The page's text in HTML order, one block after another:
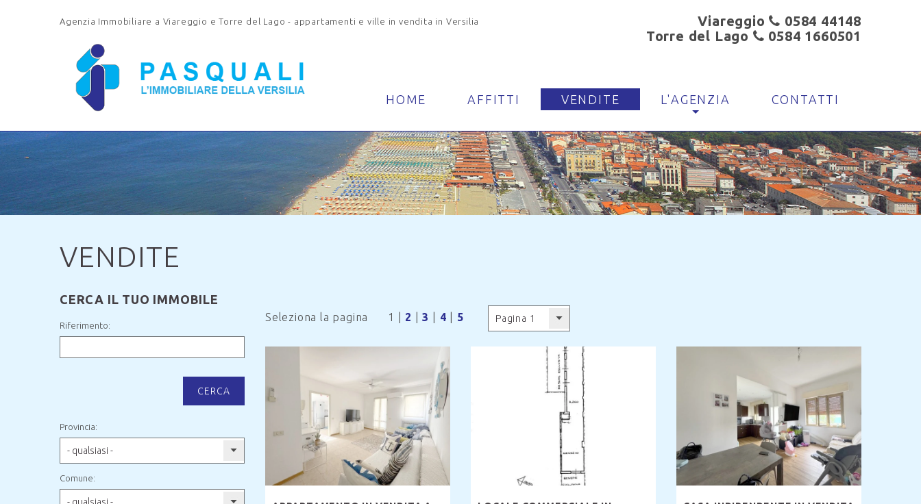
Agenzia Immobiliare a Viareggio e Torre del Lago - appartamenti e ville in vendita in Versilia Viareggio
0584 44148
Torre del Lago
0584 1660501
HOME AFFITTI VENDITE L'AGENZIA CONTATTI
VENDITE
CERCA IL TUO IMMOBILE
Riferimento:
CERCA
Provincia:
- qualsiasi -
Comune:
Seleziona la pagina 1 2 |3 4 5 Pagina 1